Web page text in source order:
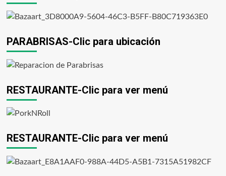
PARABRISAS-Clic para ubicación
RESTAURANTE-Clic para ver menú
RESTAURANTE-Clic para ver menú